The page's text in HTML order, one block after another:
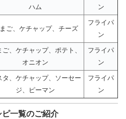
ハム
ン
ご、ケチャップ、チーズ
フライパ
ン
ご、ケチャップ、ポテト、
オニオン
フライパ
ン
タ、ケチャップ、ソーセー
ジ、ピーマン
フライパ
ン
一覧のご紹介